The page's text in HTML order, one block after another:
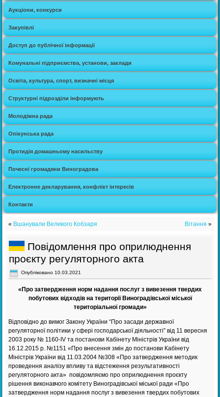
Аукціони, конкурси
Закупівлі
Доступ до публічної інформації
Комунальні підприємства, установи, заклади
Освіта, культура, спорт, визначні місця
Структурні підрозділи інформують
Молодіжна рада
Опікунська рада
Протидія домашньому насильству
Почесні громадяни Виноградова
Електронне декларування, конфлікт інтересів
Контакти
« Вшанували Великого Кобзаря Вітання »
Повідомлення про оприлюднення
проєкту регуляторного акта
Опубліковано 10.03.2021
«Про затвердження норм надання послуг з вивезення твердих
побутових відходів на території Виноградівської міської
територіальної громади»
Відповідно до вимог Закону України “Про засади державної
регуляторної політики у сфері господарської діяльності” від 11 вересня
2003 року № 1160-IV та постанови Кабінету Міністрів України від
16.12.2015 р. №1151 «Про внесення змін до постанови Кабінету
Міністрів України від 11.03.2004 №308 «Про затвердження методик
проведення аналізу впливу та відстеження результативності
регуляторного акта» повідомляємо про оприлюднення проєкту
рішення виконавчого комітету Виноградівської міської ради «Про
затвердження норм надання послуг з вивезення твердих побутових